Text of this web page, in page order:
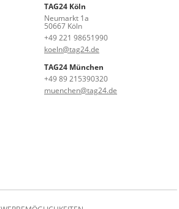
TAG24 Köln
Neumarkt 1a
50667 Köln
+49 221 98651990
koeln@tag24.de
TAG24 München
+49 89 215390320
muenchen@tag24.de